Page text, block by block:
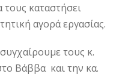
καταστήσει
αγορά εργασίας.
τους κ.
Βάββα και την κα.